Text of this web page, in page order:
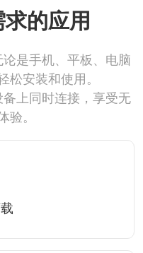
的应用
是手机、平板、电脑
安装和使用。
上同时连接，享受无
。